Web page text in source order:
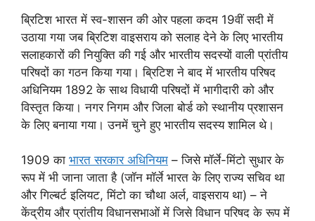
ब्रिटिश भारत में स्व-शासन की ओर पहला कदम 19वीं सदी में
उठाया गया जब ब्रिटिश वाइसराय को सलाह देने के लिए भारतीय
सलाहकारों की नियुक्ति की गई और भारतीय सदस्यों वाली प्रांतीय
परिषदों का गठन किया गया। ब्रिटिश ने बाद में भारतीय परिषद
अधिनियम 1892 के साथ विधायी परिषदों में भागीदारी को और
विस्तृत किया। नगर निगम और जिला बोर्ड को स्थानीय प्रशासन
के लिए बनाया गया। उनमें चुने हुए भारतीय सदस्य शामिल थे।
1909 का भारत सरकार अधिनियम – जिसे मॉर्ले-मिंटो सुधार के
रूप में भी जाना जाता है (जॉन मॉर्ले भारत के लिए राज्य सचिव था
और गिल्बर्ट इलियट, मिंटो का चौथा अर्ल, वाइसराय था) – ने
केंद्रीय और प्रांतीय विधानसभाओं में जिसे विधान परिषद के रूप में